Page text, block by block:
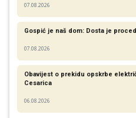
07.08.2026
Gospić je naš dom: Dosta je
07.08.2026
Obavijest o prekidu opskrbe
Cesarica
06.08.2026